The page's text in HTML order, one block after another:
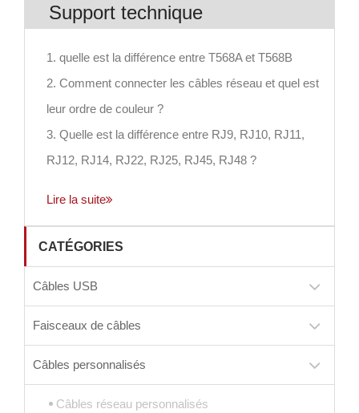
Support technique
1. quelle est la différence entre T568A et T568B
2. Comment connecter les câbles réseau et quel est
leur ordre de couleur ?
3. Quelle est la différence entre RJ9, RJ10, RJ11,
RJ12, RJ14, RJ22, RJ25, RJ45, RJ48 ?
Lire la suite
CATÉGORIES
Câbles USB
Faisceaux de câbles
Câbles personnalisés
Câbles réseau personnalisés